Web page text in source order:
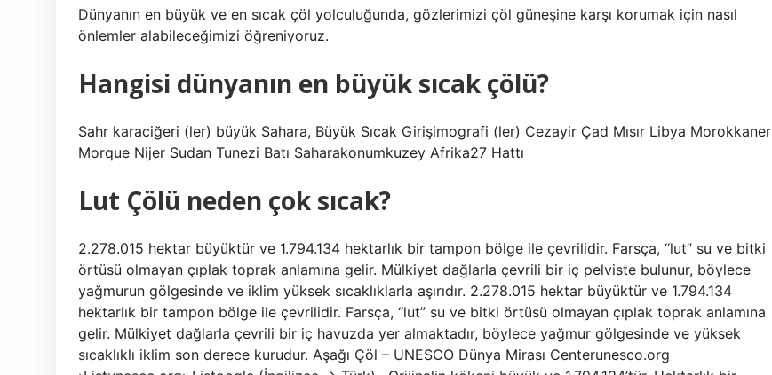
Dünyanın en büyük ve en sıcak çöl yolculuğunda, gözlerimizi çöl güneşine karşı korumak için nasıl
önlemler alabileceğimizi öğreniyoruz.
Hangisi dünyanın en büyük sıcak çölü?
Sahr karaciğeri (ler) büyük Sahara, Büyük Sıcak Girişimografi (ler) Cezayir Çad Mısır Libya Morokkaner
Morque Nijer Sudan Tunezi Batı Saharakonumkuzey Afrika27 Hattı
Lut Çölü neden çok sıcak?
2.278.015 hektar büyüktür ve 1.794.134 hektarlık bir tampon bölge ile çevrilidir. Farsça, “lut” su ve bitki
örtüsü olmayan çıplak toprak anlamına gelir. Mülkiyet dağlarla çevrili bir iç pelviste bulunur, böylece
yağmurun gölgesinde ve iklim yüksek sıcaklıklarla aşırıdır. 2.278.015 hektar büyüktür ve 1.794.134
hektarlık bir tampon bölge ile çevrilidir. Farsça, “lut” su ve bitki örtüsü olmayan çıplak toprak anlamına
gelir. Mülkiyet dağlarla çevrili bir iç havuzda yer almaktadır, böylece yağmur gölgesinde ve yüksek
sıcaklıklı iklim son derece kurudur. Aşağı Çöl – UNESCO Dünya Mirası Centerunesco.org